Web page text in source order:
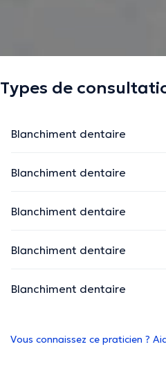
Types de
Blanchiment dentaire
Blanchiment dentaire
Blanchiment dentaire
Blanchiment dentaire
Blanchiment dentaire
Vous connaissez ce praticien ?